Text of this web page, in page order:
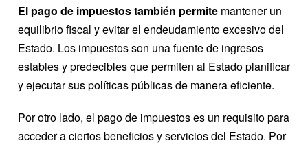
El pago de impuestos también permitemantener un
equilibrio fiscal y evitar el endeudamiento excesivo del
Estado. Los impuestos son una fuente de ingresos
estables y predecibles que permiten al Estado planificar
y ejecutar sus políticas públicas de manera eficiente.
Por otro lado, el pago de impuestos es un requisito para
acceder a ciertos beneficios y servicios del Estado. Por